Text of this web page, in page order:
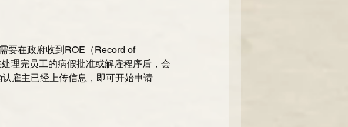
要在政府收到ROE（Record of
理完员工的病假批准或解雇程序后，会
雇主已经上传信息，即可开始申请